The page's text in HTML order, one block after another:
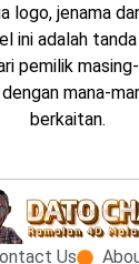
logo, jenama
ini adalah
pemilik
mana-
berkaitan.
Us